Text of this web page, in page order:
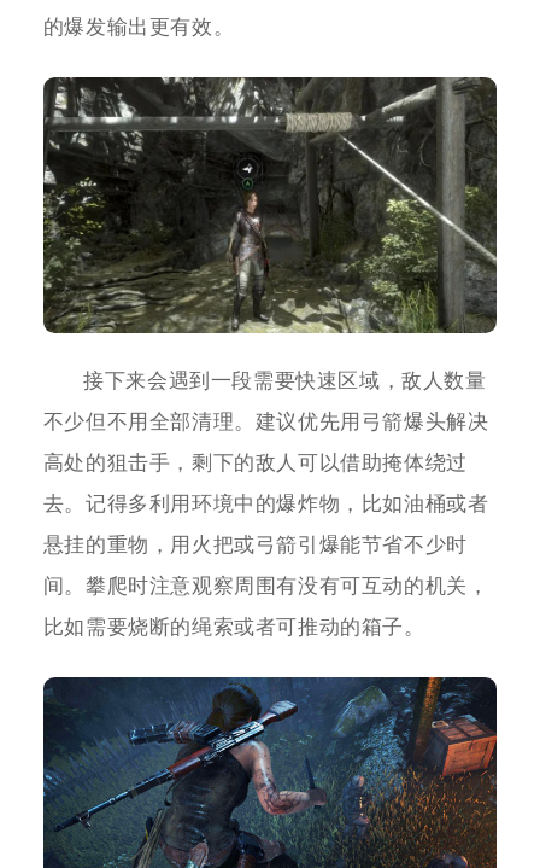
的爆发输出更有效。
接下来会遇到一段需要快速区域，敌人数量
不少但不用全部清理。建议优先用弓箭爆头解决
高处的狙击手，剩下的敌人可以借助掩体绕过
去。记得多利用环境中的爆炸物，比如油桶或者
悬挂的重物，用火把或弓箭引爆能节省不少时
间。攀爬时注意观察周围有没有可互动的机关，
比如需要烧断的绳索或者可推动的箱子。